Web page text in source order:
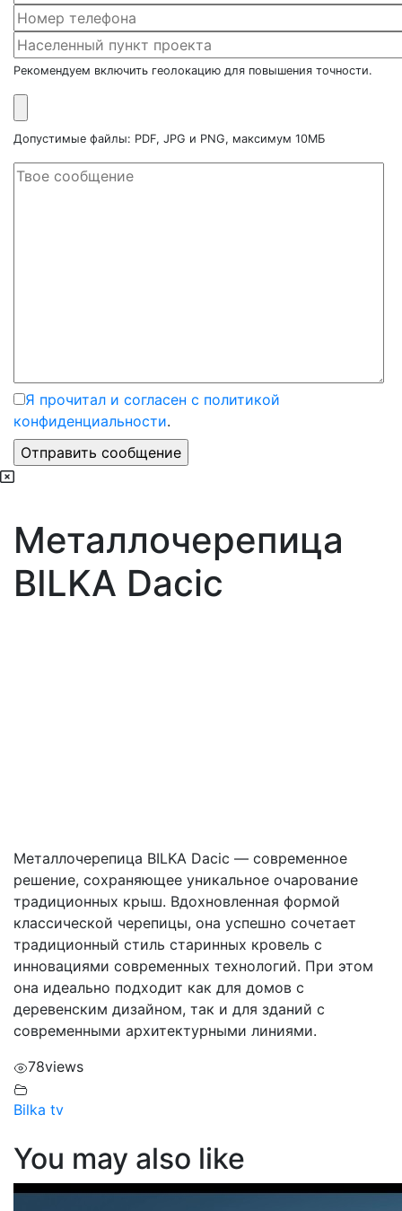
Рекомендуем включить геолокацию для повышения точности.
Допустимые файлы: PDF, JPG и PNG, максимум 10МБ
Я прочитал и согласен с политикой
конфиденциальности.
Металлочерепица
BILKA Dacic
Металлочерепица BILKA Dacic — современное
решение, сохраняющее уникальное очарование
традиционных крыш. Вдохновленная формой
классической черепицы, она успешно сочетает
традиционный стиль старинных кровель с
инновациями современных технологий. При этом
она идеально подходит как для домов с
деревенским дизайном, так и для зданий с
современными архитектурными линиями.
78views
Bilka tv
You may also like